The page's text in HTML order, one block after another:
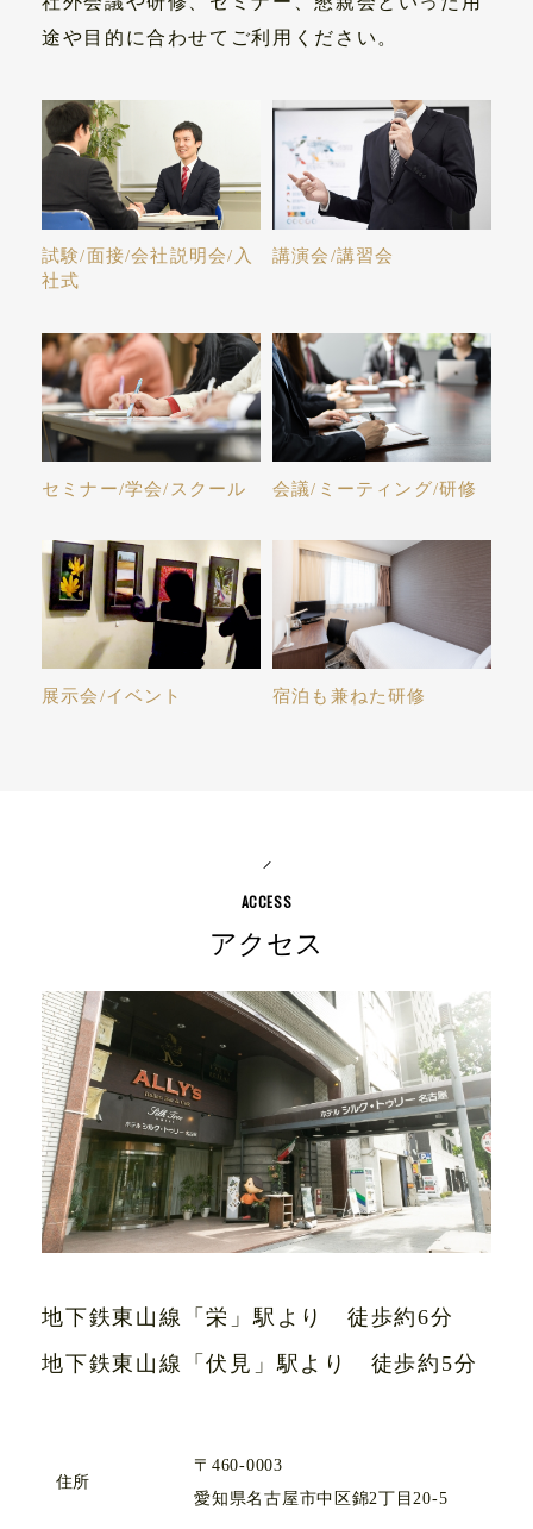
途や目的に合わせてご利用ください。
試験/面接/会社説明会/入
社式
講演会/講習会
セミナー/学会/スクール 会議/ミーティング/研修
展示会/イベント 宿泊も兼ねた研修
アクセス
地下鉄東山線「栄」駅より 徒歩約6分
地下鉄東山線「伏見」駅より 徒歩約 5分
住所
〒460-0003
愛知県名古屋市中区錦2丁目20-5